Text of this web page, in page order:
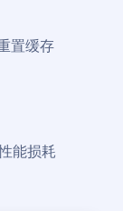
置缓存
能损耗